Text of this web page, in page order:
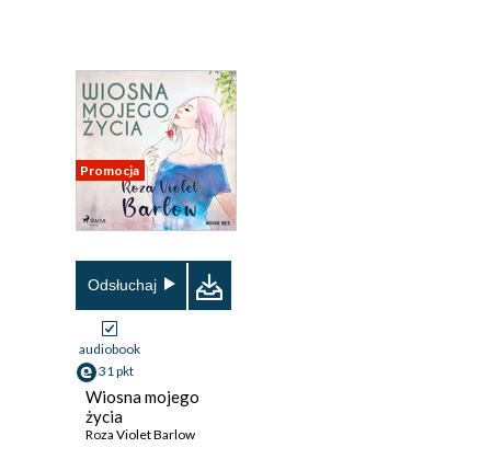
Promocja
Odsłuchaj
audiobook
31 pkt
Wiosna mojego
życia
Roza Violet Barlow